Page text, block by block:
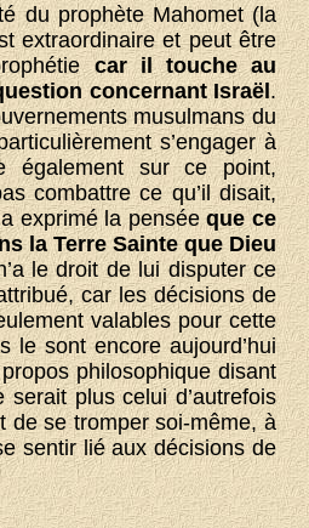
du prophète Mahomet (la
extraordinaire et peut être
car il touche au
concernant Israël.
musulmans du
s’engager à
également sur ce point,
combattre ce qu’il disait,
exprimé la penséeque ce
la Terre Sainte que Dieu
le droit de lui disputer ce
car les décisions de
valables pour cette
le sont encore aujourd’hui
philosophique disant
serait plus celui d’autrefois
de se tromper soi-même, à
sentir lié aux décisions de